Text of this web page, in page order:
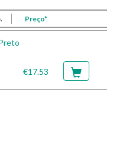
Preço*
€17.53